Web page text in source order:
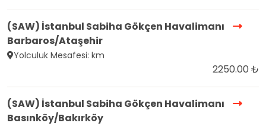
(SAW) İstanbul Sabiha Gökçen Havalimanı
Barbaros/Ataşehir
Yolculuk Mesafesi: km
2250.00 ₺
(SAW) İstanbul Sabiha Gökçen Havalimanı
Basınköy/Bakırköy